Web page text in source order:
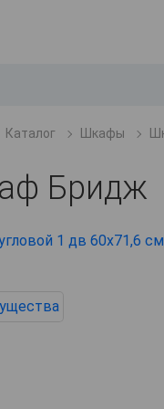
Каталог Шкафы
Бридж